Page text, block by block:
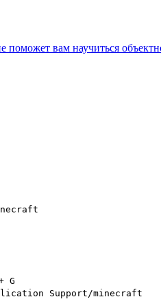
поможет вам научиться
G
Support/minecraft